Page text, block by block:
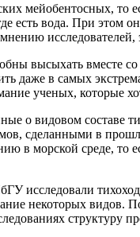
мейобентосных,
есть вода. При
высыхать вместе
даже в самых
ученых, которые
о видовом составе
сделанными в
в морской среде,
исследовали
некоторых видов.
структуру